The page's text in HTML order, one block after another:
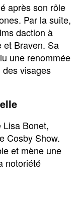
après son rôle
Par la suite,
daction à
et Braven. Sa
une renommée
visages
Bonet,
Cosby Show.
et mène une
notoriété